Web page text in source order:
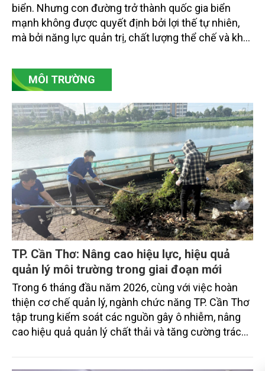
biển. Nhưng con đường trở thành quốc gia biển
mạnh không được quyết định bởi lợi thế tự nhiên,
mà bởi năng lực quản trị, chất lượng thể chế và khả
nguyên kinh tế biển xanh.
MÔI TRƯỜNG
TP. Cần Thơ: Nâng cao hiệu lực, hiệu quả
quản lý môi trường trong giai đoạn mới
Trong 6 tháng đầu năm 2026, cùng với việc hoàn
thiện cơ chế quản lý, ngành chức năng TP. Cần Thơ
tập trung kiểm soát các nguồn gây ô nhiễm, nâng
cao hiệu quả quản lý chất thải và tăng cường trách
luật về môi trường tạo nền tảng cho mục tiêu phát